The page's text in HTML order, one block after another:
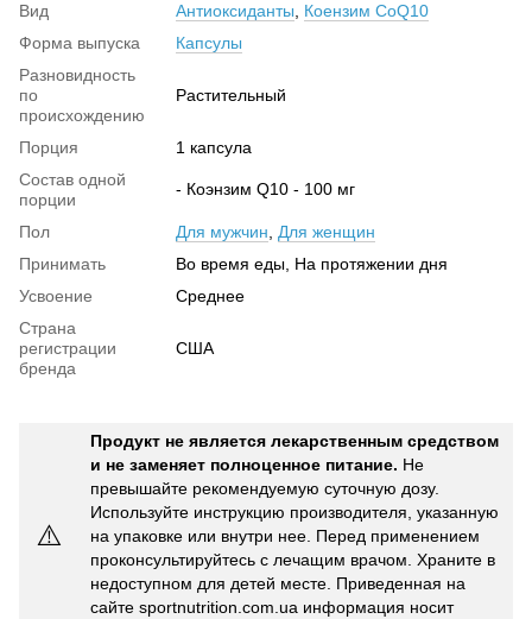
Вид
Антиоксиданты
Коензим CoQ10
Форма выпуска
Капсулы
Разновидность
по
происхождению
Растительный
Порция
1 капсула
Состав одной
порции
- Коэнзим Q10 - 100 мг
Пол Для мужчин
Для женщин
Принимать
Во время еды, На протяжении дня
Усвоение
Среднее
Страна
регистрации
бренда
США
⚠️
Продукт не является лекарственным средством
и не заменяет полноценное питание. Не
превышайте рекомендуемую суточную дозу.
Используйте инструкцию производителя, указанную
на упаковке или внутри нее. Перед применением
проконсультируйтесь с лечащим врачом. Храните в
недоступном для детей месте. Приведенная на
сайте sportnutrition.com.ua информация носит